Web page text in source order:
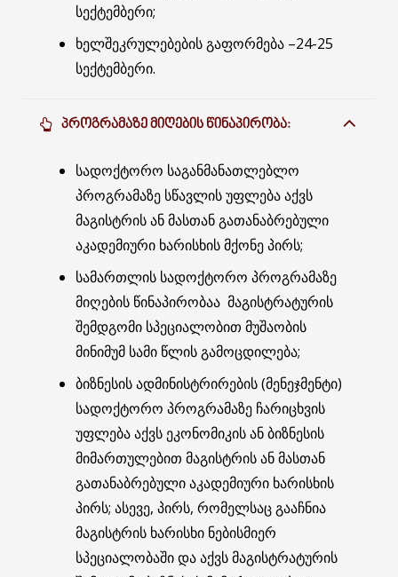
სექტემბერი;
ხელშეკრულებების გაფორმება –24-25
სექტემბერი.
ᲞᲠᲝᲒᲠᲐᲛᲐᲖᲔ ᲛᲘᲦᲔᲑᲘᲡ ᲬᲘᲜᲐᲞᲘᲠᲝᲑᲐ:
სადოქტორო საგანმანათლებლო
პროგრამაზე სწავლის უფლება აქვს
მაგისტრის ან მასთან გათანაბრებული
აკადემიური ხარისხის მქონე პირს;
სამართლის სადოქტორო პროგრამაზე
მიღების წინაპირობაა მაგისტრატურის
შემდგომი სპეციალობით მუშაობის
მინიმუმ სამი წლის გამოცდილება;
ბიზნესის ადმინისტრირების (მენეჯმენტი)
სადოქტორო პროგრამაზე ჩარიცხვის
უფლება აქვს ეკონომიკის ან ბიზნესის
მიმართულებით მაგისტრის ან მასთან
გათანაბრებული აკადემიური ხარისხის
პირს; ასევე, პირს, რომელსაც გააჩნია
მაგისტრის ხარისხი ნებისმიერ
სპეციალობაში და აქვს მაგისტრატურის